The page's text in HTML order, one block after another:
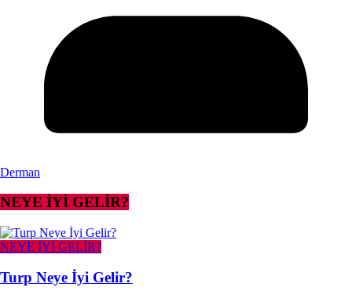
Derman
NEYE İYİ GELİR?
NEYE İYİ GELİR?
Turp Neye İyi Gelir?